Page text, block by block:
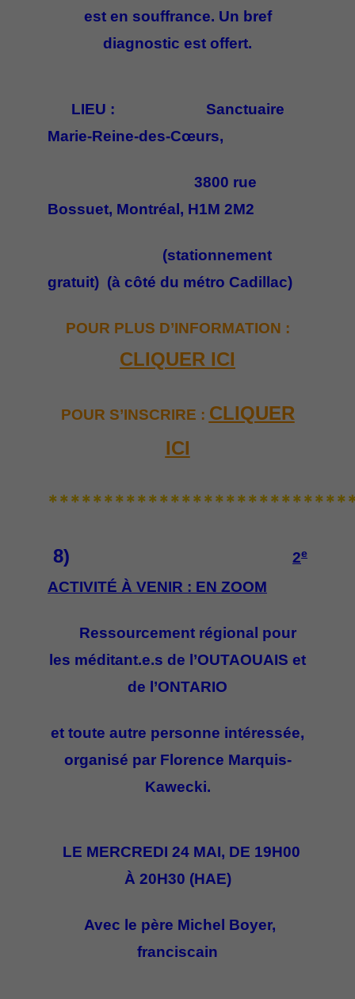
est en souffrance. Un bref
diagnostic est offert.
LIEU : Sanctuaire
Marie-Reine-des-Cœurs,
3800 rue
Bossuet, Montréal, H1M 2M2
(stationnement
gratuit) (à côté du métro Cadillac)
POUR PLUS D’INFORMATION :
CLIQUER ICI
POUR S’INSCRIRE : CLIQUER
ICI
8) 2e
ACTIVITÉ À VENIR : EN ZOOM
Ressourcement régional pour
les méditant.e.s de l’OUTAOUAIS et
de l’ONTARIO
et toute autre personne intéressée,
organisé par Florence Marquis-
Kawecki.
LE MERCREDI 24 MAI, DE 19H00
À 20H30 (HAE)
Avec le père Michel Boyer,
franciscain